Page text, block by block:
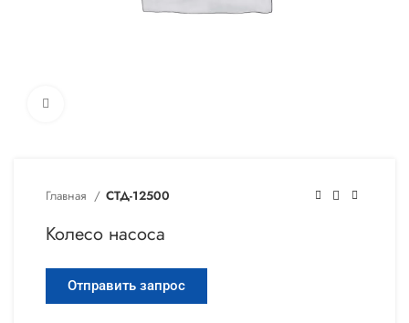
Главная СТД-12500
Колесо насоса
Отправить запрос